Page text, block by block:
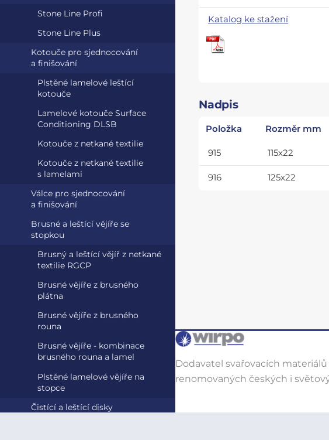
Stone Line Profi
Stone Line Plus
Kotouče pro sjednocování
a finišování
Plstěné lamelové leštící
kotouče
Lamelové kotouče Surface
Conditioning DLSB
Kotouče z netkané textilie
Kotouče z netkané textilie
s lamelami
Válce pro sjednocování
a finišování
Brusné a leštící vějíře se
stopkou
Brusný a leštící vějíř z netkané
textilie RGCP
Brusné vějíře z brusného
plátna
Brusné vějíře z brusného
rouna
Brusné vějíře - kombinace
brusného rouna a lamel
Plstěné lamelové vějíře na
stopce
Čistící a leštící disky
Katalog ke stažení
Nadpis
Položka Rozměr mm
915 115x22
916 125x22
Dodavatel svařovacích
renomovaných českých i